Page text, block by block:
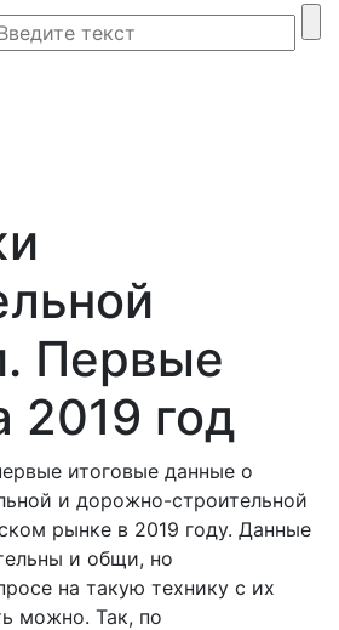
Первые
2019 год
итоговые данные о
и дорожно-строительной
рынке в 2019 году. Данные
и общи, но
на такую технику с их
можно. Так, по